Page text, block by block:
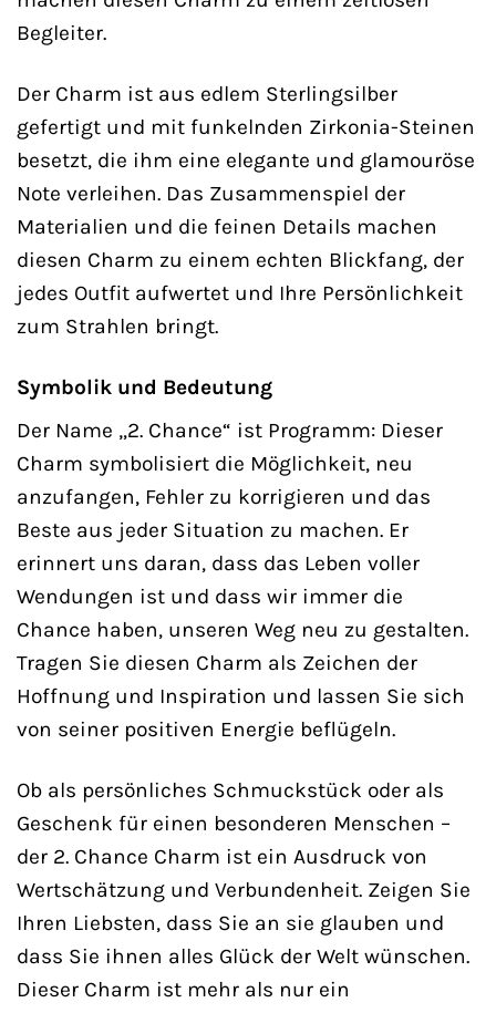
Begleiter.
Der Charm ist aus edlem Sterlingsilber
gefertigt und mit funkelnden Zirkonia-Steinen
besetzt, die ihm eine elegante und glamouröse
Note verleihen. Das Zusammenspiel der
Materialien und die feinen Details machen
diesen Charm zu einem echten Blickfang, der
jedes Outfit aufwertet und Ihre Persönlichkeit
zum Strahlen bringt.
Symbolik und Bedeutung
Der Name „2. Chance“ ist Programm: Dieser
Charm symbolisiert die Möglichkeit, neu
anzufangen, Fehler zu korrigieren und das
Beste aus jeder Situation zu machen. Er
erinnert uns daran, dass das Leben voller
Wendungen ist und dass wir immer die
Chance haben, unseren Weg neu zu gestalten.
Tragen Sie diesen Charm als Zeichen der
Hoffnung und Inspiration und lassen Sie sich
von seiner positiven Energie beflügeln.
Ob als persönliches Schmuckstück oder als
Geschenk für einen besonderen Menschen –
der 2. Chance Charm ist ein Ausdruck von
Wertschätzung und Verbundenheit. Zeigen Sie
Ihren Liebsten, dass Sie an sie glauben und
dass Sie ihnen alles Glück der Welt wünschen.
Dieser Charm ist mehr als nur ein